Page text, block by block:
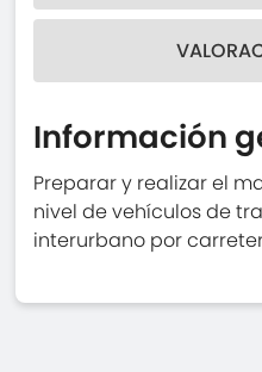
Información
Preparar y realizar el
nivel de vehículos de
interurbano por